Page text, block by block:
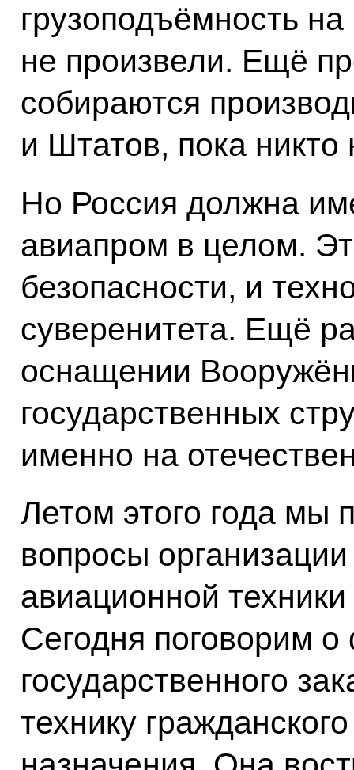
грузоподъёмность
не произвели. Ещё
собираются
и Штатов, пока никто
Но Россия должна
авиапром в целом.
безопасности, и
суверенитета. Ещё
оснащении
государственных
именно на
Летом этого года мы
вопросы
авиационной
Сегодня поговорим
государственного
технику